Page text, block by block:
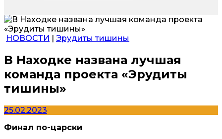
НОВОСТИ | Эрудиты тишины
В Находке названа лучшая
команда проекта «Эрудиты
тишины»
25.02.2023
Финал по-царски